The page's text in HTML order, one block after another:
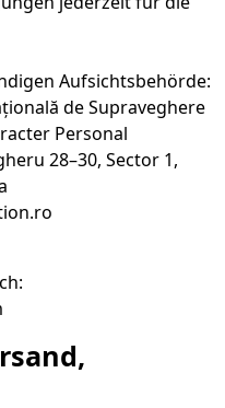
Aufsichtsbehörde:
de Supraveghere
Personal
28–30, Sector 1,